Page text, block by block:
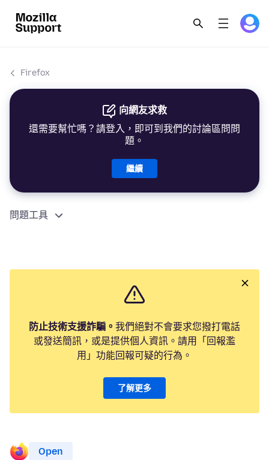
Firefox
向網友求救
還需要幫忙嗎？請登入，即可到我們的討論區問問
題。
繼續
問題工具
防止技術支援詐騙。 我們絕對不會要求您撥打電話
或發送簡訊，或是提供個人資訊。請用「回報濫
用」功能回報可疑的行為。
了解更多
Open